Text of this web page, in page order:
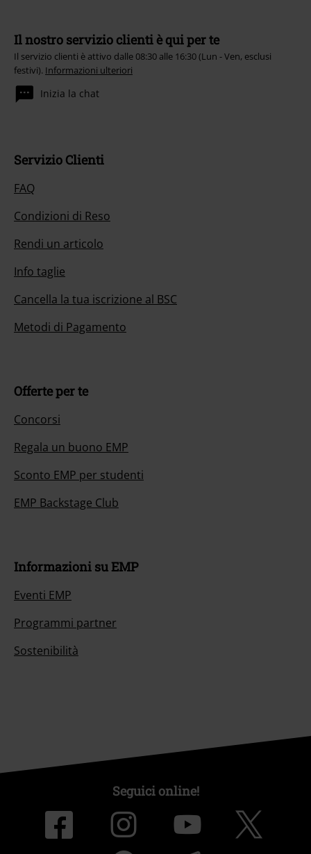
Il nostro servizio clienti è qui per te
Il servizio clienti è attivo dalle 08:30 alle 16:30 (Lun - Ven, esclusi
festivi). Informazioni ulteriori
Inizia la chat
Servizio Clienti
FAQ
Condizioni di Reso
Rendi un articolo
Info taglie
Cancella la tua iscrizione al BSC
Metodi di Pagamento
Offerte per te
Concorsi
Regala un buono EMP
Sconto EMP per studenti
EMP Backstage Club
Informazioni su EMP
Eventi EMP
Programmi partner
Sostenibilità
Seguici online!